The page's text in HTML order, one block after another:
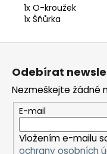
1x O-kroužek
1x Šňůrka
Odebírat
Nezmeškejte žádné
E-mail
Vložením e-mailu
ochrany osobních